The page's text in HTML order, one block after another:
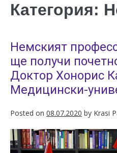
Категория:
Немският
ще получи
Доктор Хонорис
Медицински-
Posted on 08.07.2020 by Krasi